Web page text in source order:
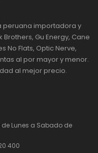
peruana importadora y
Gu Energy, Cane
No Flats, Optic Nerve,
al por mayor y menor.
al mejor precio.
de Lunes a Sabado de
400